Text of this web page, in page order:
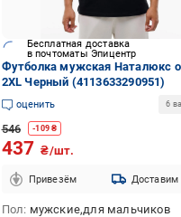
Бесплатная доставка
в почтоматы Эпицентр
Футболка мужская Наталюкс
2XL Черный (4113633290951)
оценить 6
546 -109₴
437 ₴/шт.
Привезём Доставим
Пол мужские,для мальчиков